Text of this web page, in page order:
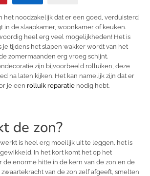
het noodzakelijk dat er een goed, verduisterd
in de slaapkamer, woonkamer of keuken.
heel erg veel mogelijkheden! Het is
je tijdens het slapen wakker wordt van het
zomermaanden erg vroeg schijnt.
zijn bijvoorbeeld rolluiken, deze
na laten kijken. Het kan namelijk zijn dat er
je een rolluik reparatie nodig hebt.
de zon?
is heel erg moeilijk uit te leggen, het is
In het kort komt het op het
de enorme hitte in de kern van de zon en de
van de zon zelf afgeeft, smelten